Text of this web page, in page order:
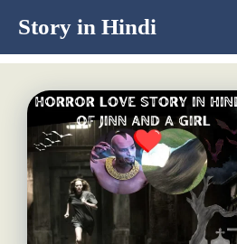
content
Story in Hindi